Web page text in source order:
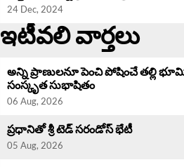
24 Dec, 2024
ఇటీవలి వార్తలు
అన్ని ప్రాణులనూ పెంచి పోషించే తల్లి
సంస్కృత సుభాషితం
06 Aug, 2026
ప్రధానితో శ్రీ టెడ్ సరండోస్ భేటీ
05 Aug, 2026